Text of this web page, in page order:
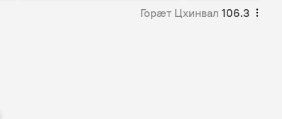
Горӕт Цхинвал 106.3